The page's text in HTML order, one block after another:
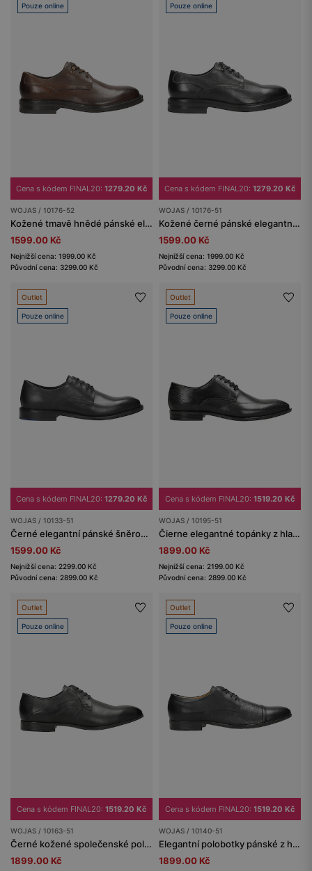
Pouze online
Cena s kódem FINAL20: 1279.20 Kč
WOJAS / 10176-52
Kožené tmavě hnědé pánské elegantní boty
1599.00 Kč
Nejnižší cena: 1999.00 Kč
Původní cena: 3299.00 Kč
Pouze online
Cena s kódem FINAL20: 1279.20 Kč
WOJAS / 10176-51
Kožené černé pánské elegantní boty s širokým podpatkem
1599.00 Kč
Nejnižší cena: 1999.00 Kč
Původní cena: 3299.00 Kč
Outlet
Pouze online
Cena s kódem FINAL20: 1279.20 Kč
WOJAS / 10133-51
Černé elegantní pánské šněrovací polobotky
1599.00 Kč
Nejnižší cena: 2299.00 Kč
Původní cena: 2899.00 Kč
Outlet
Pouze online
Cena s kódem FINAL20: 1519.20 Kč
WOJAS / 10195-51
Čierne elegantné topánky z hladkej kože
1899.00 Kč
Nejnižší cena: 2199.00 Kč
Původní cena: 2899.00 Kč
Outlet
Pouze online
Cena s kódem FINAL20: 1519.20 Kč
WOJAS / 10163-51
Černé kožené společenské polobotky pro muže
1899.00 Kč
Outlet
Pouze online
Cena s kódem FINAL20: 1519.20 Kč
WOJAS / 10140-51
Elegantní polobotky pánské z hladké černé kůže
1899.00 Kč